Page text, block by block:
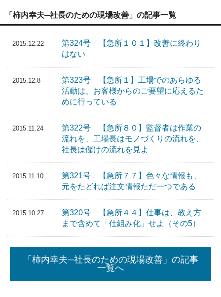
「柿内幸夫─社長のための現場改善」の記事一覧
2015.12.22
第324号 【急所１０１】改善に終わり
はない
2015.12.8
第323号 【急所１】工場でのあらゆる
活動は、お客様からのご要望に応えるた
めに行っている
2015.11.24
第322号 【急所８０】監督者は作業の
流れを、工場長はモノづくりの流れを、
社長は儲けの流れを見よ
2015.11.10
第321号 【急所７７】色々な情報も、
元をたどれば注文情報ただ一つである
2015.10.27
第320号 【急所４４】仕事は、教え方
まで含めて「仕組み化」せよ（その5）
「柿内幸夫─社長のための現場改善」の記事
一覧へ